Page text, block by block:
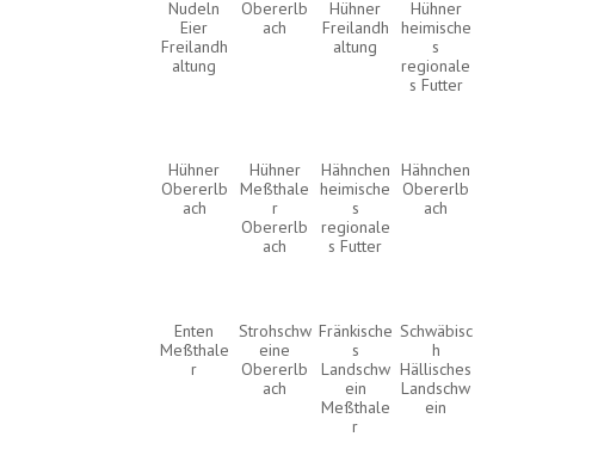
Nudeln
Eier
Freilandh
altung
Obererlb
ach
Hühner
Freilandh
altung
Hühner
heimische
s
regionale
s Futter
Hühner
Obererlb
ach
Hühner
Meßthale
r
Obererlb
ach
Hähnchen
heimische
s
regionale
s Futter
Hähnchen
Obererlb
ach
Enten
Meßthale
r
Strohschw
eine
Obererlb
ach
Fränkische
s
Landschw
ein
Meßthale
r
Schwäbisc
h
Hällisches
Landschw
ein